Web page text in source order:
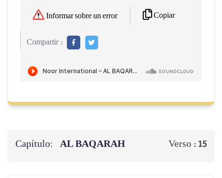
Informar sobre un error Copiar
Compartir :
Capítulo: AL BAQARAH Verso : 15